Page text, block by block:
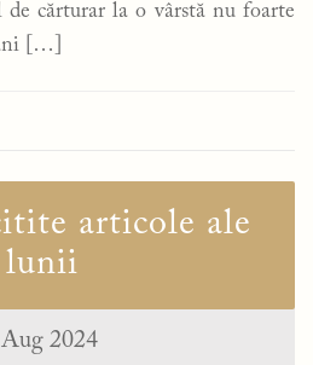
cărturar la o vârstă nu foarte
[…]
articole ale
lunii
2024